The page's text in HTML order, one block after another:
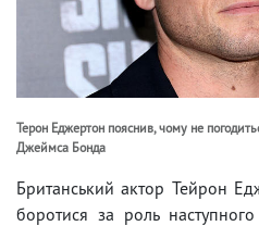
Терон Еджертон пояснив, чому не
Джеймса Бонда
Британський актор Тейрон
боротися за роль